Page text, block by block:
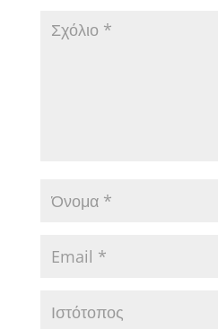
αθλητές και αθλήτριες
από 11…